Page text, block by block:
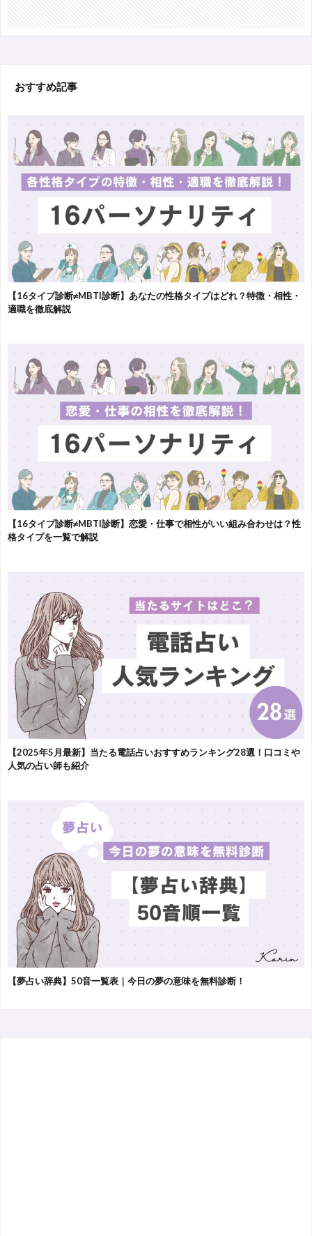
おすすめ記事
【16タイプ診断≠MBTI診断】あなたの性格タイプはどれ？特徴・相性・
適職を徹底解説
【16タイプ診断≠MBTI診断】恋愛・仕事で相性がいい組み合わせは？性
格タイプを一覧で解説
【2025年5月最新】当たる電話占いおすすめランキング28選！口コミや
人気の占い師も紹介
【夢占い辞典】50音一覧表｜今日の夢の意味を無料診断！